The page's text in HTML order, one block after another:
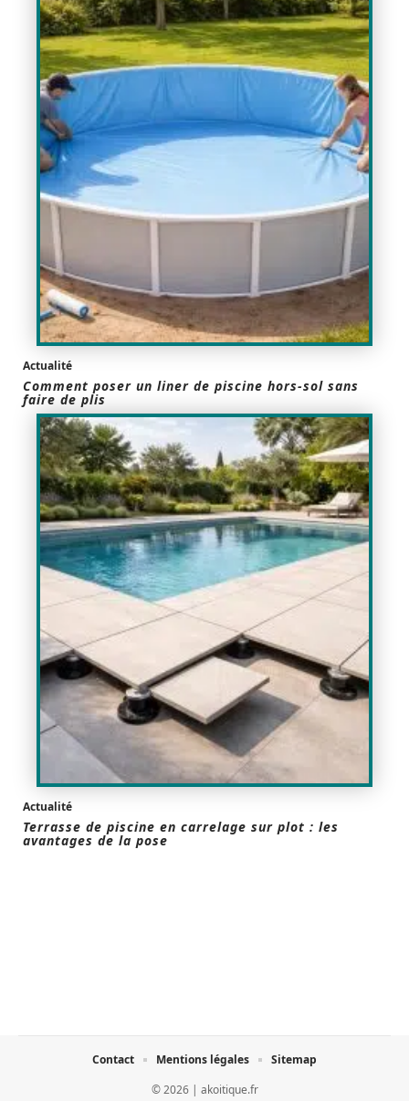
Actualité
Comment poser un liner de piscine hors-sol sans
faire de plis
Actualité
Terrasse de piscine en carrelage sur plot : les
avantages de la pose
© 2026 | akoitique.fr
Contact Mentions légales Sitemap